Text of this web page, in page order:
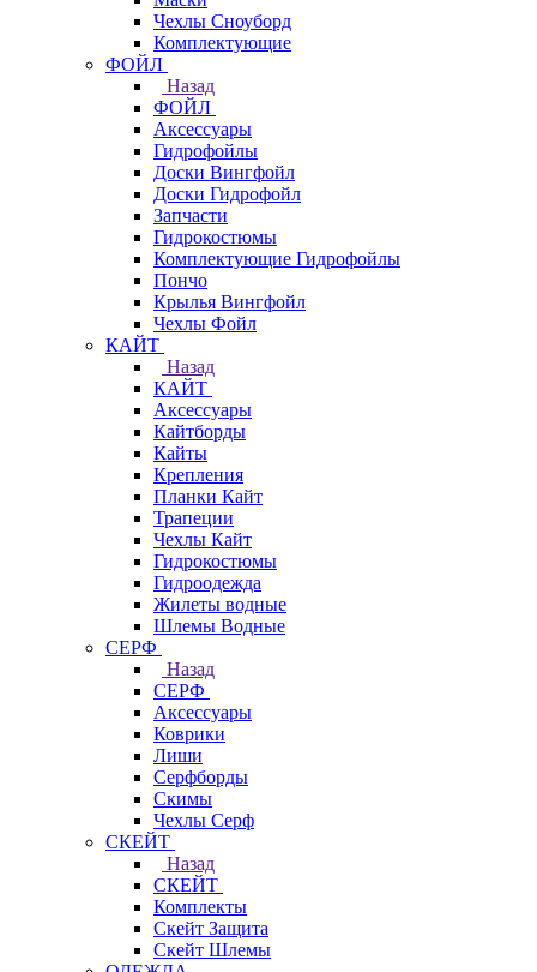
Чехлы Сноуборд
Комплектующие
ФОЙЛ
Назад
ФОЙЛ
Аксессуары
Гидрофойлы
Доски Вингфойл
Доски Гидрофойл
Запчасти
Гидрокостюмы
Комплектующие Гидрофойлы
Пончо
Крылья Вингфойл
Чехлы Фойл
КАЙТ
Назад
КАЙТ
Аксессуары
Кайтборды
Кайты
Крепления
Планки Кайт
Трапеции
Чехлы Кайт
Гидрокостюмы
Гидроодежда
Жилеты водные
Шлемы Водные
СЕРФ
Назад
СЕРФ
Аксессуары
Коврики
Лиши
Серфборды
Скимы
Чехлы Cерф
СКЕЙТ
Назад
СКЕЙТ
Комплекты
Скейт Защита
Скейт Шлемы